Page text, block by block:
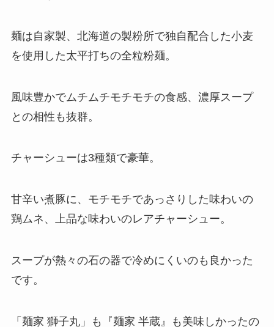
麺は自家製、北海道の製粉所で独自配合した小麦
を使用した太平打ちの全粒粉麺。
風味豊かでムチムチモチモチの食感、濃厚スープ
との相性も抜群。
チャーシューは3種類で豪華。
甘辛い煮豚に、モチモチであっさりした味わいの
鶏ムネ、上品な味わいのレアチャーシュー。
スープが熱々の石の器で冷めにくいのも良かった
です。
「麺家 獅子丸」も『麺家 半蔵』も美味しかったの